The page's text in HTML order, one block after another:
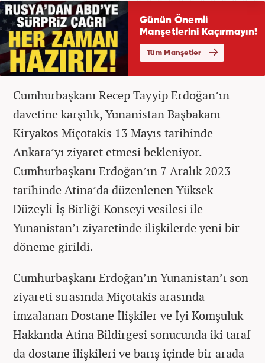
Cumhurbaşkanı Recep Tayyip Erdoğan’ın
davetine karşılık, Yunanistan Başbakanı
Kiryakos Miçotakis 13 Mayıs tarihinde
Ankara’yı ziyaret etmesi bekleniyor.
Cumhurbaşkanı Erdoğan’ın 7 Aralık 2023
tarihinde Atina’da düzenlenen Yüksek
Düzeyli İş Birliği Konseyi vesilesi ile
Yunanistan’ı ziyaretinde ilişkilerde yeni bir
döneme girildi.
Cumhurbaşkanı Erdoğan’ın Yunanistan’ı son
ziyareti sırasında Miçotakis arasında
imzalanan Dostane İlişkiler ve İyi Komşuluk
Hakkında Atina Bildirgesi sonucunda iki taraf
da dostane ilişkileri ve barış içinde bir arada